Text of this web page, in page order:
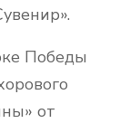
Победы
от